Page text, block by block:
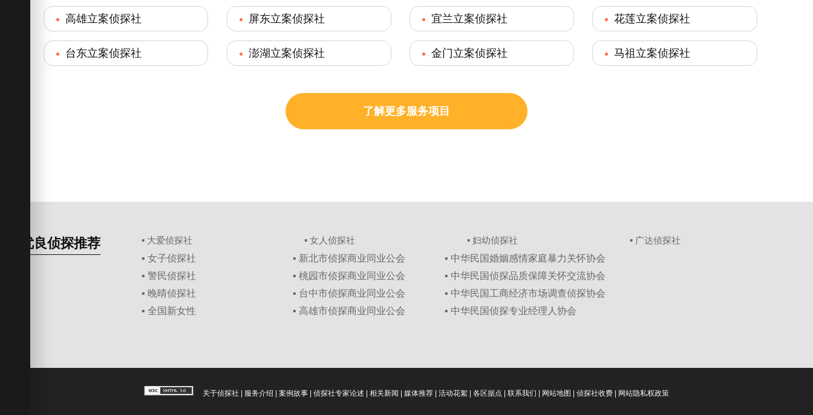
高雄立案侦探社 屏东立案侦探社 宜兰立案侦探社 花莲立案侦探社
台东立案侦探社 澎湖立案侦探社 金门立案侦探社 马祖立案侦探社
了解更多服务项目
优良侦探推荐 ▪ 大爱侦探社 ▪ 女人侦探社 ▪ 妇幼侦探社 ▪ 广达侦探社
▪ 女子侦探社
▪ 警民侦探社
▪ 晚晴侦探社
▪ 全国新女性
▪ 新北市侦探商业同业公会
▪ 桃园市侦探商业同业公会
▪ 台中市侦探商业同业公会
▪ 高雄市侦探商业同业公会
▪ 中华民国婚姻感情家庭暴力关怀协会
▪ 中华民国侦探品质保障关怀交流协会
▪ 中华民国工商经济市场调查侦探协会
▪ 中华民国侦探专业经理人协会
关于侦探社 | 服务介绍 | 案例故事 | 侦探社专家论述 | 相关新闻 | 媒体推荐 | 活动花絮 | 各区据点 | 联系我们 | 网站地图 | 侦探社收费 | 网站隐私权政策